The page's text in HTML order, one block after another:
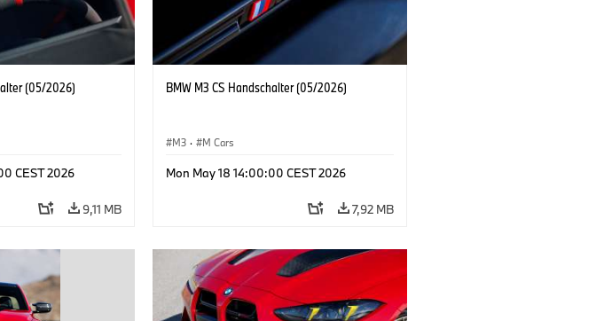
(05/2026)
CEST 2026
9,11 MB
BMW M3 CS Handschalter (05/2026)
M3 · M Cars
Mon May 18 14:00:00 CEST 2026
7,92 MB